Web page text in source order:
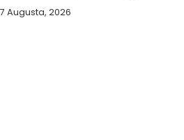
7 Augusta, 2026